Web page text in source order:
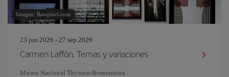
Imagen: Rawpixel.com
23 jun 2026 - 27 sep 2026
Carmen Laffón. Temas y variaciones
Museo Nacional Thyssen-Bornemisza